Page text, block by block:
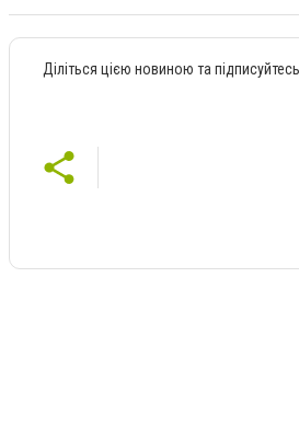
Діліться цією новиною та